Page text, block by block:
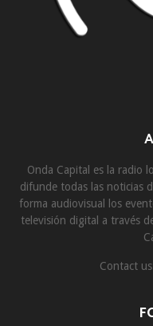
Onda Capital es la radio
difunde todas las noticias
forma audiovisual los
televisión digital a través
Contact